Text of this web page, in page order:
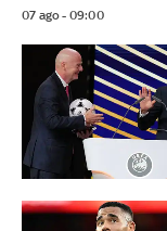
07 ago - 09:00